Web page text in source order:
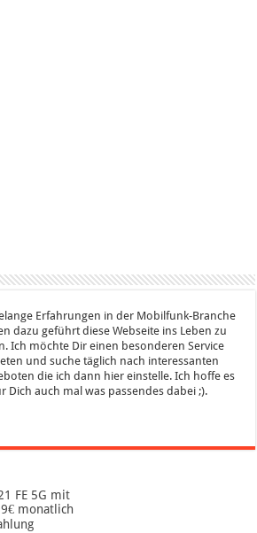
Erfahrungen in der Mobilfunk-Branche
dazu geführt diese Webseite ins Leben zu
Ich möchte Dir einen besonderen Service
und suche täglich nach interessanten
die ich dann hier einstelle. Ich hoffe es
Dich auch mal was passendes dabei ;).
FE 5G mit
monatlich